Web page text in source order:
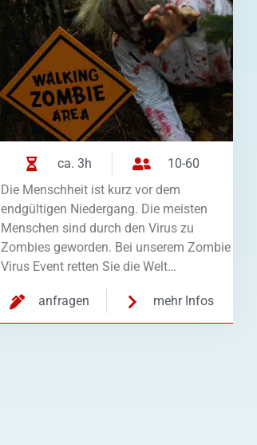
ca. 3h
10-60
Die Menschheit ist kurz vor dem
endgültigen Niedergang. Die meisten
Menschen sind durch den Virus zu
Zombies geworden. Bei unserem Zombie
Virus Event retten Sie die Welt…
anfragen mehr Infos